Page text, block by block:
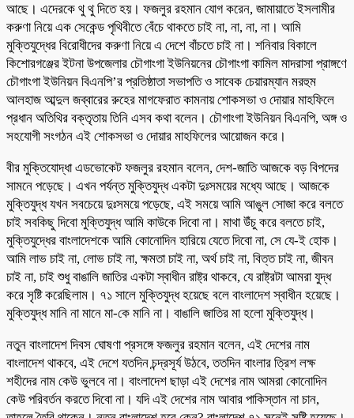
আছে। এদেরকে থু থু দিতে হয়। ফজলুর রহমান যোগ করেন, জামায়াতে ইসলামীর
করুণা নিয়ে এক সেকেন্ড পৃথিবীতে বেঁচে থাকতে চাই না, না, না, না। আমি
মুক্তিযুদ্ধের বিরোধীদের করুণা নিয়ে এ দেশে বাঁচতে চাই না। শনিবার বিকালে
কিশোরগঞ্জের ইটনা উপজেলার চৌগাংগা ইউনিয়নের চৌগাংগা কামিল মাদরাসা প্রাঙ্গণে
চৌগাংগা ইউনিয়ন বিএনপি’র প্রতিষ্ঠাতা সভাপতি ও সাবেক চেয়ারম্যান মরহুম
আলহাজ আব্দুল জব্বারের রুহের মাগফেরাত কামনায় শোকসভা ও দোয়ার মাহফিলে
প্রধান অতিথির বক্তৃতায় তিনি এসব কথা বলেন। চৌগাংগা ইউনিয়ন বিএনপি, অঙ্গ ও
সহযোগী সংগঠন এই শোকসভা ও দোয়ার মাহফিলের আয়োজন করে।
বীর মুক্তিযোদ্ধা এডভোকেট ফজলুর রহমান বলেন, দেশ-জাতি আজকে বড় বিপদের
সামনে পড়েছে। এখন পর্যন্ত মুক্তিযুদ্ধ একটা দুঃসময়ের মধ্যে আছে। আজকে
মুক্তিযুদ্ধ যখন সবচেয়ে দুঃসময়ে পড়েছে, এই সময়ে আমি আঙুল সোজা করে বলতে
চাই সবকিছু দিবো মুক্তিযুদ্ধ আমি কাউকে দিবো না। মাথা উঁচু করে বলতে চাই,
মুক্তিযুদ্ধের বাংলাদেশকে আমি কোনোদিন হারিয়ে যেতে দিবো না, সে যে-ই হোক।
আমি লাভ চাই না, লোভ চাই না, ক্ষমতা চাই না, অর্থ চাই না, বিত্ত চাই না, জীবন
চাই না, চাই শুধু বাঙালি জাতির একটা স্বাধীন রাষ্ট্র থাকবে, যে রাষ্ট্রটা আমরা যুদ্ধ
করে সৃষ্টি করেছিলাম। ৭১ সালে মুক্তিযুদ্ধ হয়েছে বলে বাংলাদেশ স্বাধীন হয়েছে।
মুক্তিযুদ্ধ মানি না মানে মা-কে মানি না। বাঙালি জাতির মা হলো মুক্তিযুদ্ধ।
নতুন বাংলাদেশ দিবস ঘোষণা প্রসঙ্গে ফজলুর রহমান বলেন, এই দেশের নাম
বাংলাদেশ থাকবে, এই দেশে যতদিন চন্দ্রসূর্য উঠবে, ততদিন বাংলার ত্রিশ লক্ষ
শহীদের নাম কেউ ভুলবে না। বাংলাদেশ ছাড়া এই দেশের নাম আমরা কোনোদিন
কেউ পরিবর্তন করতে দিবো না। যদি এই দেশের নাম আবার পাকিস্তান না চান,